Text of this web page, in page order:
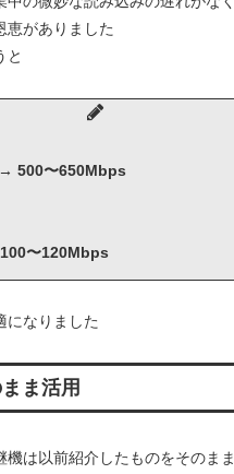
恵がありました
と
500〜650Mbps
〜120Mbps
になりました
ま活用
機は以前紹介したものをそのま